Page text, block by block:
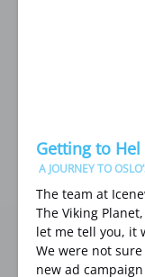
Getting to
A JOURNEY TO
The team at
The Viking
let me tell you, it
We were not
new ad